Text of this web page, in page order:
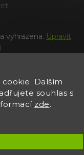
Dalším
souhlas s
zde.
vyhrazena. Upravit